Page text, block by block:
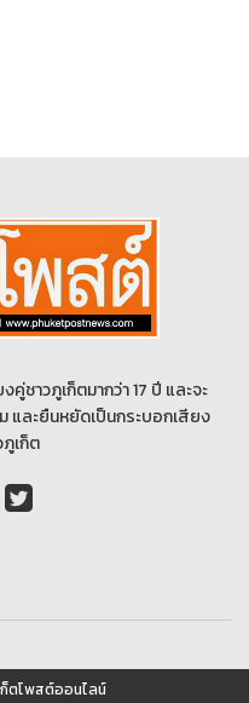
ชาวภูเก็ตมากว่า 17 ปี และจะ
และยืนหยัดเป็นกระบอกเสียง
เก็ต
ตโพสต์ออนไลน์